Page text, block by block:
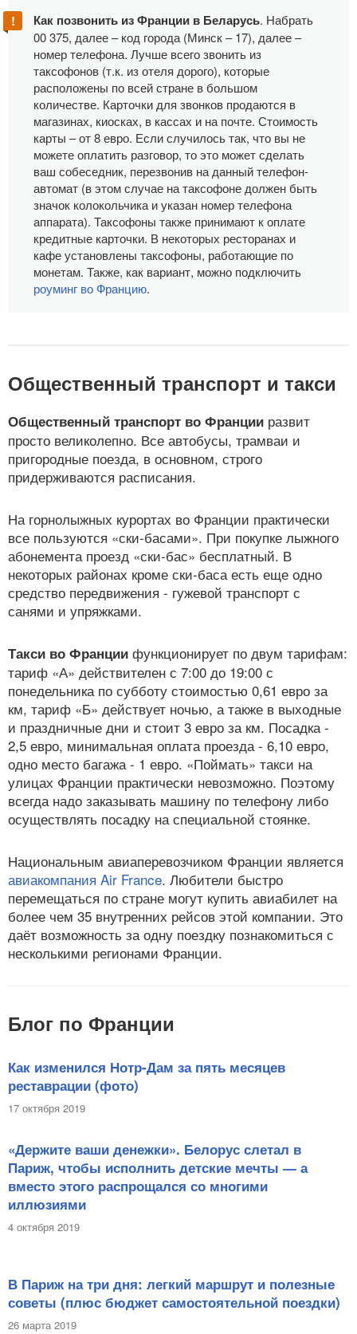
Как позвонить из Франции в Беларусь. Набрать
00 375, далее – код города (Минск – 17), далее –
номер телефона. Лучше всего звонить из
таксофонов (т.к. из отеля дорого), которые
расположены по всей стране в большом
количестве. Карточки для звонков продаются в
магазинах, киосках, в кассах и на почте. Стоимость
карты – от 8 евро. Если случилось так, что вы не
можете оплатить разговор, то это может сделать
ваш собеседник, перезвонив на данный телефон-
автомат (в этом случае на таксофоне должен быть
значок колокольчика и указан номер телефона
аппарата). Таксофоны также принимают к оплате
кредитные карточки. В некоторых ресторанах и
кафе установлены таксофоны, работающие по
монетам. Также, как вариант, можно подключить
роуминг во Францию.
Общественный транспорт и такси
Общественный транспорт во Франции развит
просто великолепно. Все автобусы, трамваи и
пригородные поезда, в основном, строго
придерживаются расписания.
На горнолыжных курортах во Франции практически
все пользуются «ски-басами». При покупке лыжного
абонемента проезд «ски-бас» бесплатный. В
некоторых районах кроме ски-баса есть еще одно
средство передвижения - гужевой транспорт с
санями и упряжками.
Такси во Франции функционирует по двум тарифам:
тариф «А» действителен с 7:00 до 19:00 с
понедельника по субботу стоимостью 0,61 евро за
км, тариф «Б» действует ночью, а также в выходные
и праздничные дни и стоит 3 евро за км. Посадка -
2,5 евро, минимальная оплата проезда - 6,10 евро,
одно место багажа - 1 евро. «Поймать» такси на
улицах Франции практически невозможно. Поэтому
всегда надо заказывать машину по телефону либо
осуществлять посадку на специальной стоянке.
Национальным авиаперевозчиком Франции является
авиакомпания Air France. Любители быстро
перемещаться по стране могут купить авиабилет на
более чем 35 внутренних рейсов этой компании. Это
даёт возможность за одну поездку познакомиться с
несколькими регионами Франции.
Блог по Франции
Как изменился Нотр-Дам за пять месяцев
реставрации (фото)
17 октября 2019
«Держите ваши денежки». Белорус слетал в
Париж, чтобы исполнить детские мечты — а
вместо этого распрощался со многими
иллюзиями
4 октября 2019
В Париж на три дня: легкий маршрут и полезные
советы (плюс бюджет самостоятельной поездки)
26 марта 2019